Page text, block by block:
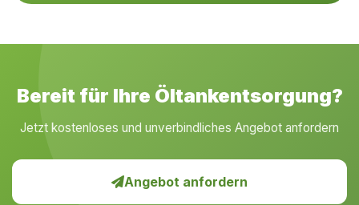
Bereit für Ihre Öltankentsorgung?
Jetzt kostenloses und unverbindliches Angebot anfordern
Angebot anfordern